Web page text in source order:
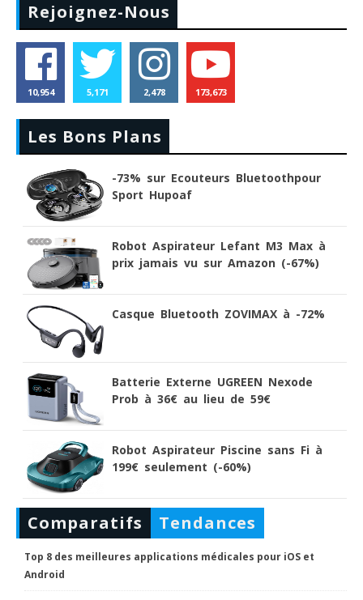
Rejoignez-Nous
10,954 5,171 2,478 173,673
Les Bons Plans
-73% sur Ecouteurs Bluetoothpour
Sport Hupoaf
Robot Aspirateur Lefant M3 Max à
prix jamais vu sur Amazon (-67%)
Casque Bluetooth ZOVIMAX à -72%
Batterie Externe UGREEN Nexode
Prob à 36€ au lieu de 59€
Robot Aspirateur Piscine sans Fi à
199€ seulement (-60%)
Comparatifs Tendances
Top 8 des meilleures applications médicales pour iOS et
Android